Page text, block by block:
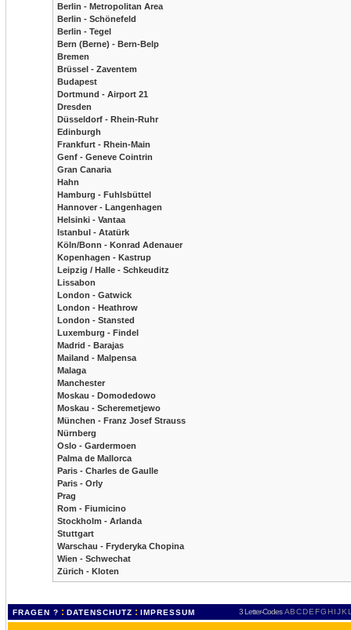
Berlin - Metropolitan Area
Berlin - Schönefeld
Berlin - Tegel
Bern (Berne) - Bern-Belp
Bremen
Brüssel - Zaventem
Budapest
Dortmund - Airport 21
Dresden
Düsseldorf - Rhein-Ruhr
Edinburgh
Frankfurt - Rhein-Main
Genf - Geneve Cointrin
Gran Canaria
Hahn
Hamburg - Fuhlsbüttel
Hannover - Langenhagen
Helsinki - Vantaa
Istanbul - Atatürk
Köln/Bonn - Konrad Adenauer
Kopenhagen - Kastrup
Leipzig / Halle - Schkeuditz
Lissabon
London - Gatwick
London - Heathrow
London - Stansted
Luxemburg - Findel
Madrid - Barajas
Mailand - Malpensa
Malaga
Manchester
Moskau - Domodedowo
Moskau - Scheremetjewo
München - Franz Josef Strauss
Nürnberg
Oslo - Gardermoen
Palma de Mallorca
Paris - Charles de Gaulle
Paris - Orly
Prag
Rom - Fiumicino
Stockholm - Arlanda
Stuttgart
Warschau - Fryderyka Chopina
Wien - Schwechat
Zürich - Kloten
FRAGEN ? : DATENSCHUTZ : IMPRESSUM 3 Letter-Codes ABCDEFGH IJKL